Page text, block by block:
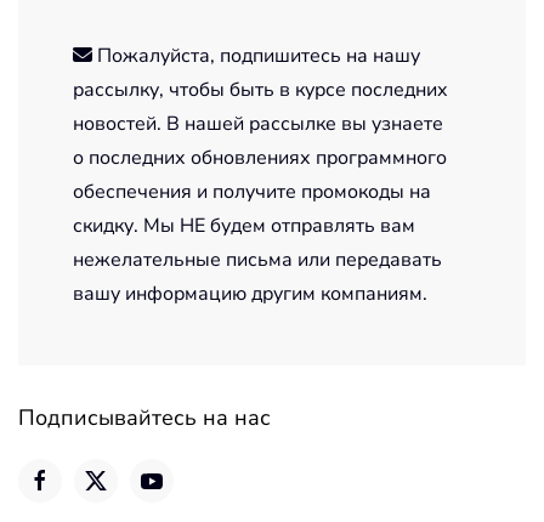
Пожалуйста, подпишитесь на нашу
рассылку, чтобы быть в курсе последних
новостей. В нашей рассылке вы узнаете
о последних обновлениях программного
обеспечения и получите промокоды на
скидку. Мы НЕ будем отправлять вам
нежелательные письма или передавать
вашу информацию другим компаниям.
Подписывайтесь на нас